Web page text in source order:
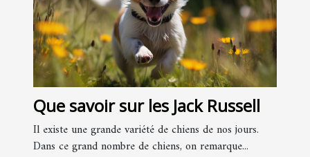
Que savoir sur les Jack Russell
Il existe une grande variété de chiens de nos jours.
Dans ce grand nombre de chiens, on remarque...